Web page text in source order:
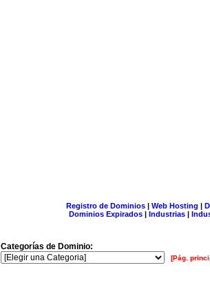
Registro de Dominios| Web Hosting |
Dominios Expirados | Industrias |
Categorías de Dominio:
[Pág.